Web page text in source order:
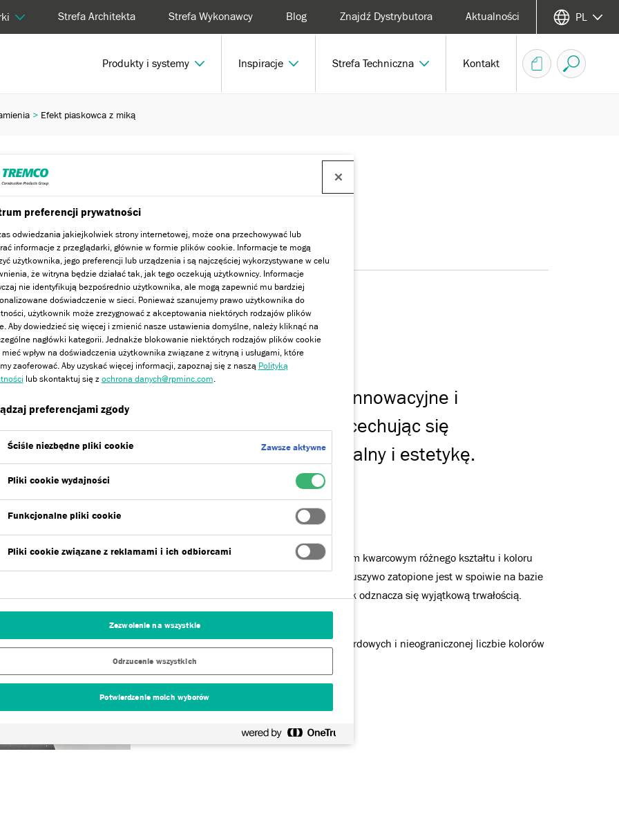
Produkty i systemy Inspiracje Strefa Techniczna Kontakt
Strefa Architekta Strefa Wykonawcy Blog Znajdź Dystrybutora Aktualności PL
Efekt piaskowca z miką
piaskowca z miką–tynk Stone Mist T
projektantom oraz inwestorom innowacyjne i
powierzchni elewacji, jednocześnie cechując się
które zapewniają długotrwały efekt wizualny i estetykę.
Akrylowa wyprawa tynkarska z kruszywem kwarcowym różnego kształtu i koloru
. Kruszywo zatopione jest w spoiwie na bazie
100% polimeru akrylu, dzięki czemu tynk odznacza się wyjątkową trwałością.
Dostępne w 10 kolorach.
Tynk jest dostępny w 10 kolorach standardowych i nieograniczonej liczbie kolorów
niestandardowych.
preferencji prywatności
odwiedzania jakiejkolwiek strony internetowej, może ona przechowywać lub
informacje z przeglądarki, głównie w formie plików cookie. Informacje te mogą
użytkownika, jego preferencji lub urządzenia i są najczęściej wykorzystywane w celu
że witryna będzie działać tak, jak tego oczekują użytkownicy. Informacje
nie identyfikują bezpośrednio użytkownika, ale mogą zapewnić mu bardziej
doświadczenie w sieci. Ponieważ szanujemy prawo użytkownika do
użytkownik może zrezygnować z akceptowania niektórych rodzajów plików
Aby dowiedzieć się więcej i zmienić nasze ustawienia domyślne, należy kliknąć na
nagłówki kategorii. Jednakże blokowanie niektórych rodzajów plików cookie
mieć wpływ na doświadczenia użytkownika związane z witryną i usługami, które
zaoferować. Aby uzyskać więcej informacji, zapoznaj się z naszą Polityką
lub skontaktuj się z ochrona danych@rpminc.com
preferencjami zgody
Ściśle niezbędne pliki cookie Zawsze aktywne
Pliki cookie wydajności
Funkcjonalne pliki cookie
Pliki cookie związane z reklamami i ich odbiorcami
Zezwolenie na wszystkie
Odrzucenie wszystkich
Potwierdzenie moich wyborów